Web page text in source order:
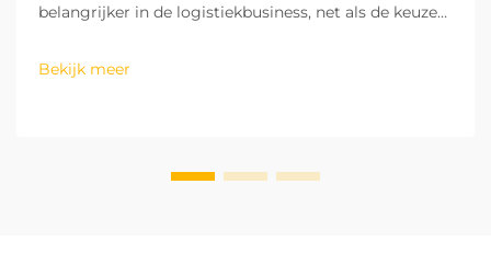
belangrijker in de logistiekbusiness, net als de keuze
operationele efficiëntie maximaliseert. Het gebruik
van LPG-heftrucks biedt logistieke bedrijven...
Bekijk meer